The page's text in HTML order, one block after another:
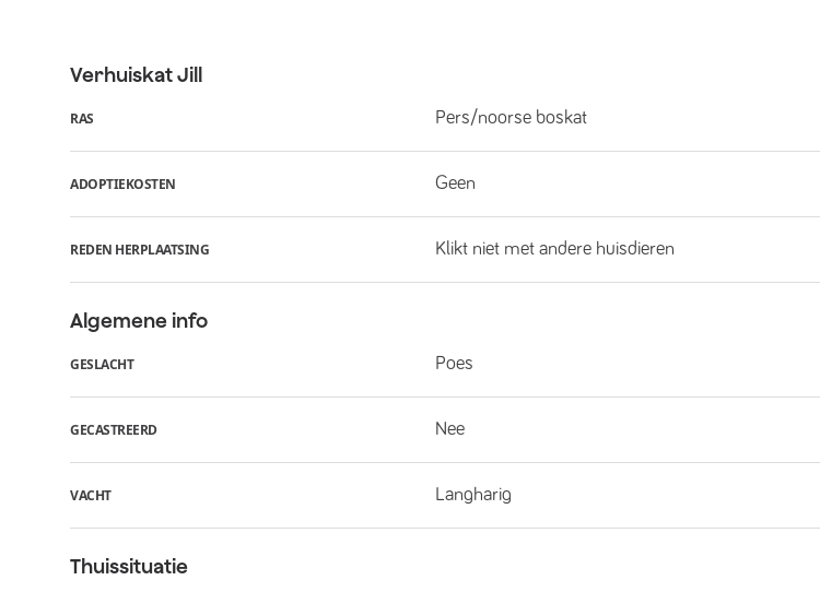
VerhuiskatJill
RAS Pers/noorse boskat
ADOPTIEKOSTEN Geen
REDEN HERPLAATSING Klikt niet met andere huisdieren
Algemene info
GESLACHT Poes
GECASTREERD Nee
VACHT Langharig
Thuissituatie